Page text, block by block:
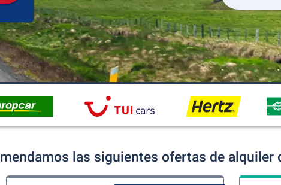
las siguientes ofertas de alquiler